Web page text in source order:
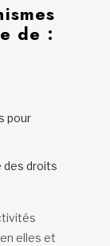
de :
pour
des droits
elles et